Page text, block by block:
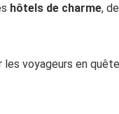
hôtels de charme,
voyageurs en